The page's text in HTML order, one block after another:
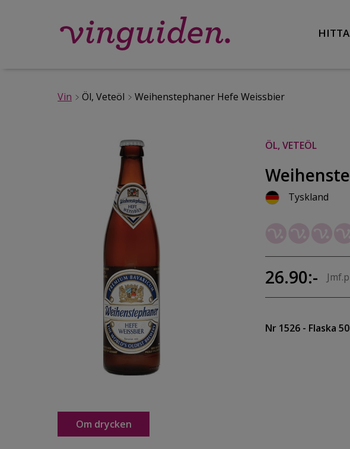
Vin Öl, Veteöl Weihenstephaner Hefe Weissbier
ÖL, VETEÖL
Tyskland
26.90:-
Nr 1526 - Flaska
Om drycken